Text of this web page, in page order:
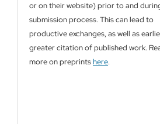
or on their website) prior to and
submission process. This can lead to
productive exchanges, as well as
greater citation of published work.
more on preprintshere.